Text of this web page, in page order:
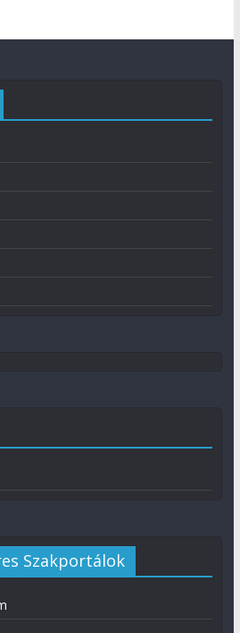
Szakportálok